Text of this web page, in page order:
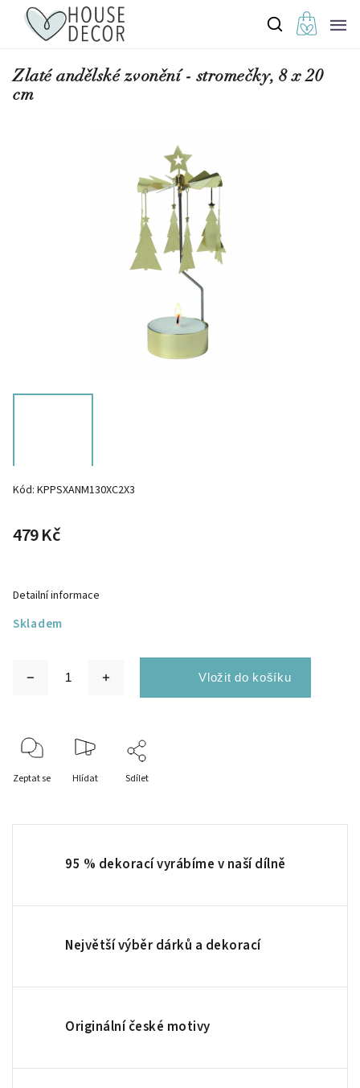
Zlaté andělské zvonění - stromečky, 8 x 20
cm
Kód: KPPSXANM130XC2X3
479 Kč
Skladem
Detailní informace
Zeptat se Hlídat Sdílet
95 % dekorací vyrábíme v naší dílně
Největší výběr dárků a dekorací
Originální české motivy